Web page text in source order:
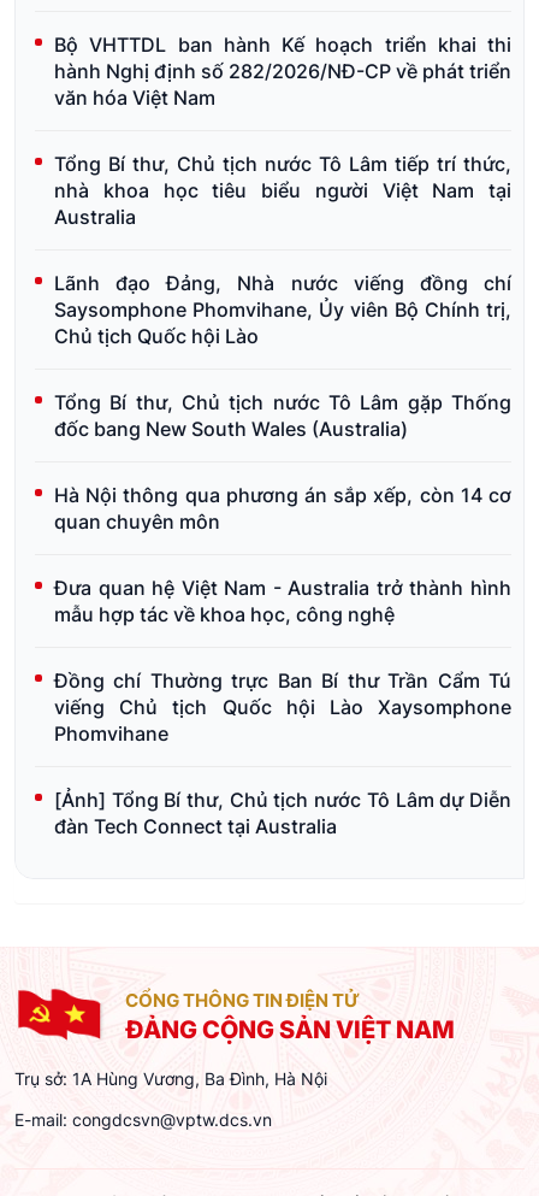
Bộ VHTTDL ban hành Kế hoạch triển khai thi
hành Nghị định số 282/2026/NĐ-CP về phát triển
văn hóa Việt Nam
Tổng Bí thư, Chủ tịch nước Tô Lâm tiếp trí thức,
nhà khoa học tiêu biểu người Việt Nam tại
Australia
Lãnh đạo Đảng, Nhà nước viếng đồng chí
Saysomphone Phomvihane, Ủy viên Bộ Chính trị,
Chủ tịch Quốc hội Lào
Tổng Bí thư, Chủ tịch nước Tô Lâm gặp Thống
đốc bang New South Wales (Australia)
Hà Nội thông qua phương án sắp xếp, còn 14 cơ
quan chuyên môn
Đưa quan hệ Việt Nam - Australia trở thành hình
mẫu hợp tác về khoa học, công nghệ
Đồng chí Thường trực Ban Bí thư Trần Cẩm Tú
viếng Chủ tịch Quốc hội Lào Xaysomphone
Phomvihane
[Ảnh] Tổng Bí thư, Chủ tịch nước Tô Lâm dự Diễn
đàn Tech Connect tại Australia
CỔNG THÔNG TIN ĐIỆN TỬ
ĐẢNG CỘNG SẢN VIỆT NAM
Trụ sở: 1A Hùng Vương, Ba Đình, Hà Nội
E-mail: congdcsvn@vptw.dcs.vn